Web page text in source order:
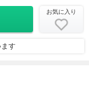
お気に入り
す